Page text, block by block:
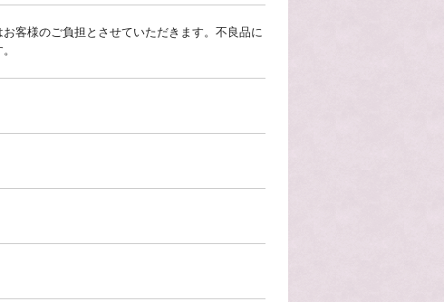
客様のご負担とさせていただきます。不良品に